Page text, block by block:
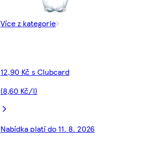
Více z kategorie
12,90 Kč s Clubcard
(8,60 Kč/l)
Nabídka platí do 11. 8. 2026